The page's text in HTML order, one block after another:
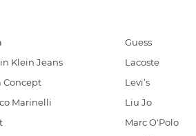
Klein Jeans
Concept
Marinelli
Guess
Lacoste
Levi’s
Liu Jo
Marc O'Polo